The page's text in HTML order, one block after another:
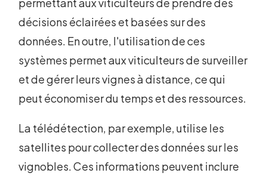
décisions éclairées et basées sur des
données. En outre, l'utilisation de ces
systèmes permet aux viticulteurs de surveiller
et de gérer leurs vignes à distance, ce qui
peut économiser du temps et des ressources.
La télédétection, par exemple, utilise les
satellites pour collecter des données sur les
vignobles. Ces informations peuvent inclure